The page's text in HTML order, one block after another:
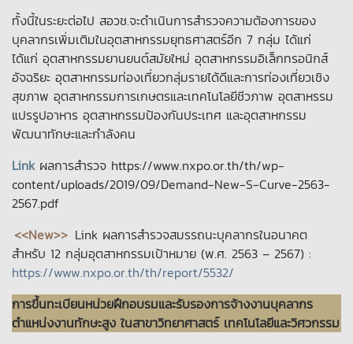
ทั้งนี้ในระยะต่อไป สอวช.จะดำเนินการสำรวจความต้องการของ
บุคลากรเพิ่มเติมในอุตสาหกรรมยุทธศาสตร์อีก 7 กลุ่ม ได้แก่
ได้แก่ อุตสาหกรรมยานยนต์สมัยใหม่ อุตสาหกรรมอิเล็กทรอนิกส์
อัจฉริยะ อุตสาหกรรมท่องเที่ยวกลุ่มรายได้ดีและการท่องเที่ยวเชิง
สุขภาพ อุตสาหกรรมการเกษตรและเทคโนโลยีชีวภาพ อุตสาหรรม
แปรรูปอาหาร อุตสาหกรรมป้องกันประเทศ และอุตสาหกรรม
พัฒนาทักษะและกำลังคน
Linkผลการสำรวจ https://www.nxpo.or.th/th/wp-
content/uploads/2019/09/Demand-New-S-Curve-2563-
2567.pdf
<<New>> Link ผลการสำรวจสมรรถนะบุคลากรในอนาคต
สำหรับ 12 กลุ่มอุตสาหกรรมเป้าหมาย (พ.ศ. 2563 – 2567) :
https://www.nxpo.or.th/th/report/5532/
การขึ้นทะเบียนหน่วยฝึกอบรมและรับรองการจ้างงานบุคลากร
ตำแหน่งงานทักษะสูง ในสาขาวิทยาศาสตร์ เทคโนโลยีและวิศวกรรม